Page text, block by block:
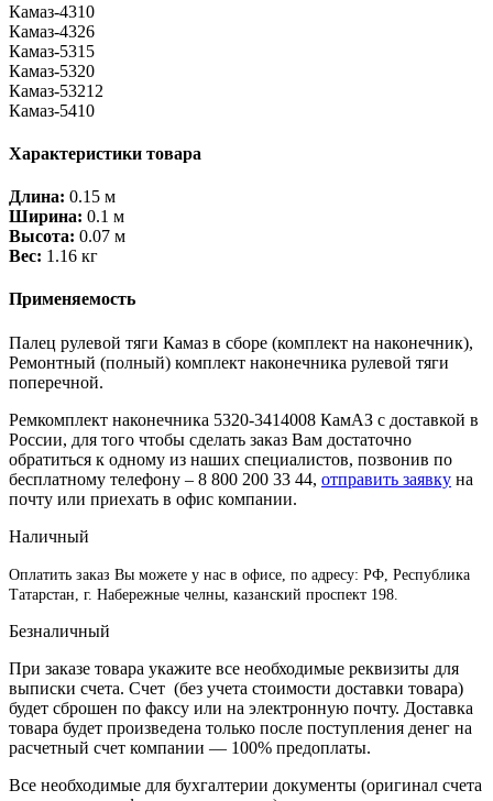
Камаз-4310
Камаз-4326
Камаз-5315
Камаз-5320
Камаз-53212
Камаз-5410
Характеристики товара
Длина: 0.15 м
Ширина: 0.1 м
Высота: 0.07 м
Вес: 1.16 кг
Применяемость
Палец рулевой тяги Камаз в сборе (комплект на наконечник),
Ремонтный (полный) комплект наконечника рулевой тяги
поперечной.
Ремкомплект наконечника 5320-3414008 КамАЗ с доставкой в
России, для того чтобы сделать заказ Вам достаточно
обратиться к одному из наших специалистов, позвонив по
бесплатному телефону – 8 800 200 33 44, отправить заявку на
почту или приехать в офис компании.
Наличный
Оплатить заказ Вы можете у нас в офисе, по адресу: РФ, Республика
Татарстан, г. Набережные челны, казанский проспект 198.
Безналичный
При заказе товара укажите все необходимые реквизиты для
выписки счета. Счет (без учета стоимости доставки товара)
будет сброшен по факсу или на электронную почту. Доставка
товара будет произведена только после поступления денег на
расчетный счет компании — 100% предоплаты.
Все необходимые для бухгалтерии документы (оригинал счета